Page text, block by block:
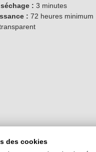
: 3 minutes
: 72 heures minimum
des cookies